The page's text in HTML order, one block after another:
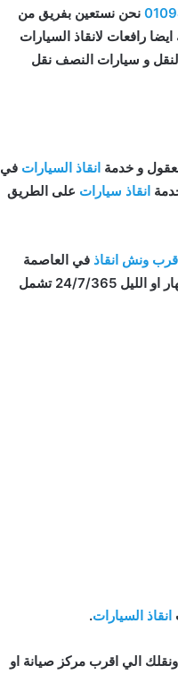
نحن نستعين بفريق من
ايضا رافعات لانقاذ السيارات
و سيارات النصف نقل
و خدمة انقاذ السيارات في
انقاذ سيارات على الطريق
ونش انقاذ في العاصمة
على اتم الاستعداد و جاهز لمساعدتك في اي وقت من النهار او الليل 24/7/365 تشمل
انقاذ السيارات.
الي اقرب مركز صيانة او